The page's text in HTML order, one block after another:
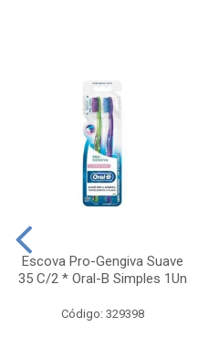
Escova Pro-Gengiva Suave
35 C/2 * Oral-B Simples 1Un
Código: 329398